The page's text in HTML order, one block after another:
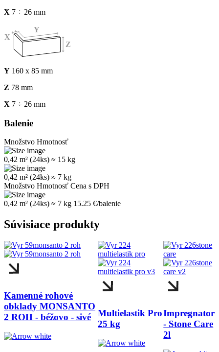
X 7 ÷ 26 mm
Y 160 x 85 mm
Z 78 mm
X 7 ÷ 26 mm
Balenie
Množstvo Hmotnosť
0,42 m² (24ks) ≈ 15 kg
0,42 m² (24ks) ≈ 7 kg
Množstvo Hmotnosť Cena s DPH
0,42 m² (24ks) ≈ 7 kg 15.25 €/balenie
Súvisiace produkty
Kamenné rohové
obklady MONSANTO
2 ROH - béžovo - sivé
Multielastik Pro
25 kg
Impregnator
- Stone Care
2l